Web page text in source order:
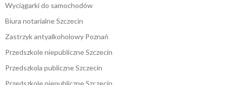
Wyciągarki do samochodów
Biura notarialne Szczecin
Zastrzyk antyalkoholowy Poznań
Przedszkole niepubliczne Szczecin
Przedszkola publiczne Szczecin
Przedszkole niepubliczne Szczecin